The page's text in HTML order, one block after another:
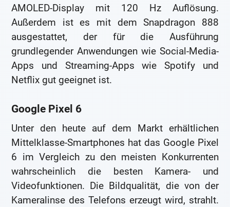
AMOLED-Display mit 120 Hz Auflösung.
Außerdem ist es mit dem Snapdragon 888
ausgestattet, der für die Ausführung
grundlegender Anwendungen wie Social-Media-
Apps und Streaming-Apps wie Spotify und
Netflix gut geeignet ist.
Google Pixel 6
Unter den heute auf dem Markt erhältlichen
Mittelklasse-Smartphones hat das Google Pixel
6 im Vergleich zu den meisten Konkurrenten
wahrscheinlich die besten Kamera- und
Videofunktionen. Die Bildqualität, die von der
Kameralinse des Telefons erzeugt wird, strahlt.